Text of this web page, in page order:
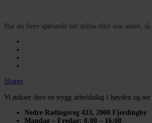
Har du flere spørsmål om stillas eller noe annet,
Shares
Vi ønkser dere en trygg arbeidsdag i høyden og
Nedre Rælingsveg 433, 2008 Fjerdingby
Mandag – Fredag: 8:00 – 16:00